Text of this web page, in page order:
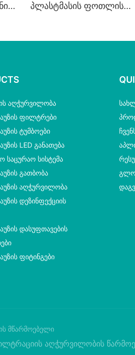
პლასტმასის ფოთლის
Აღჭურვილობა
Ფილტრები
Ტუმბოები
LED Განათება
Საცურაო Სისტემა
Გათბობა
Აღჭურვილობა
Დეზინფექციის
Დასუფთავების
Ფიტინგები
მწარმოებელი
აღჭურვილობის